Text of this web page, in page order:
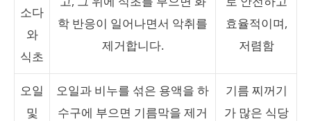
소다
와
식초
학 반응이 일어나면서 악취를
제거합니다.
효율적이며,
저렴함
오일
및
오일과 비누를 섞은 용액을 하
수구에 부으면 기름막을 제거
기름 찌꺼기
가 많은 식당